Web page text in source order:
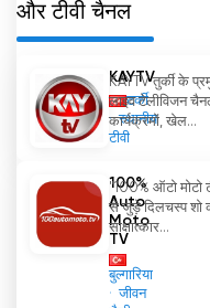
और टीवी चैनल
KAYTV
टर्की
स्थानीय
टीवी
KAYTV तुर्की के
लाइव टेलीविजन
कार्यक्रमों, खेल...
100%
Auto
Moto
TV
बुल्गारिया
जीवन
"100% ऑटो मोटो
से जुड़े दिलचस्प शो
साक्षात्कार...